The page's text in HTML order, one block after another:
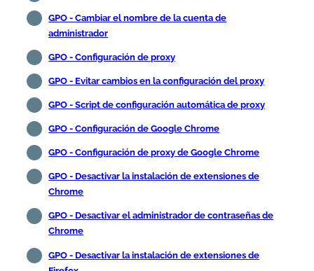
GPO - Cambiar el nombre de la cuenta de
administrador
GPO - Configuración de proxy
GPO - Evitar cambios en la configuración del proxy
GPO - Script de configuración automática de proxy
GPO - Configuración de Google Chrome
GPO - Configuración de proxy de Google Chrome
GPO - Desactivar la instalación de extensiones de
Chrome
GPO - Desactivar el administrador de contraseñas de
Chrome
GPO - Desactivar la instalación de extensiones de